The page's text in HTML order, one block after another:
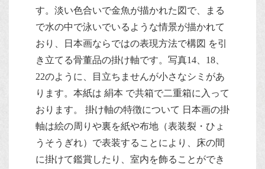
す。淡い色合いで金魚が描かれた図で、まる
で水の中で泳いでいるような情景が描かれて
おり、日本画ならではの表現方法で構図 を引
き立てる骨董品の掛け軸です。写真14、18、
22のように、目立ちませんが小さなシミがあ
ります。本紙は 絹本 で共箱で二重箱に入って
おります。 掛け軸の特徴について 日本画の掛
軸は絵の周りや裏を紙や布地（表装裂・ひょ
うそうぎれ）で表装することにより、床の間
に掛けて鑑賞したり、室内を飾ることができ